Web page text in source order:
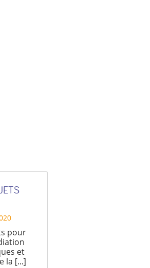
pour
et
la [...]